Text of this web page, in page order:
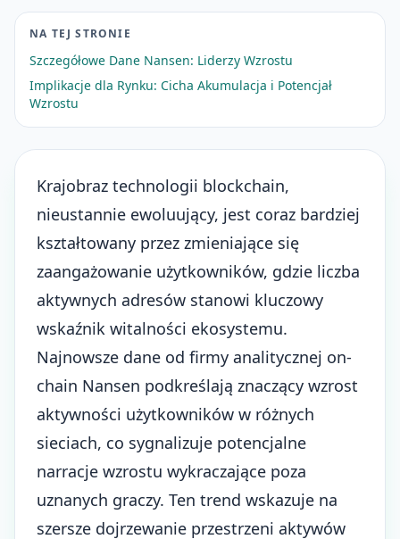
NA TEJ STRONIE
Szczegółowe Dane Nansen: Liderzy Wzrostu
Implikacje dla Rynku: Cicha Akumulacja i Potencjał
Wzrostu
Krajobraz technologii blockchain,
nieustannie ewoluujący, jest coraz bardziej
kształtowany przez zmieniające się
zaangażowanie użytkowników, gdzie liczba
aktywnych adresów stanowi kluczowy
wskaźnik witalności ekosystemu.
Najnowsze dane od firmy analitycznej on-
chain Nansen podkreślają znaczący wzrost
aktywności użytkowników w różnych
sieciach, co sygnalizuje potencjalne
narracje wzrostu wykraczające poza
uznanych graczy. Ten trend wskazuje na
szersze dojrzewanie przestrzeni aktywów